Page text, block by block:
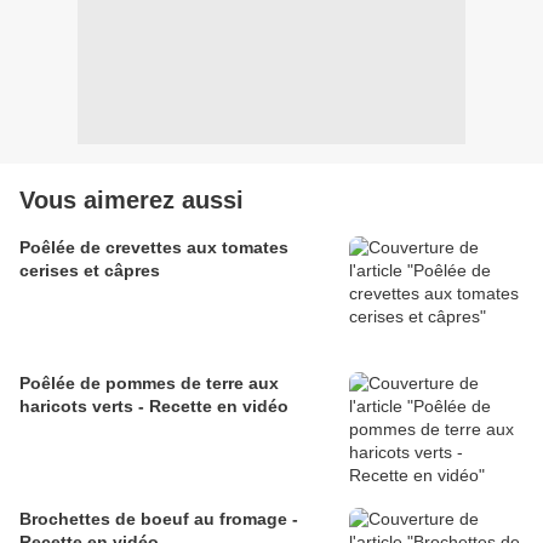
Vous aimerez aussi
Poêlée de crevettes aux tomates
cerises et câpres
Poêlée de pommes de terre aux
haricots verts - Recette en vidéo
Brochettes de boeuf au fromage -